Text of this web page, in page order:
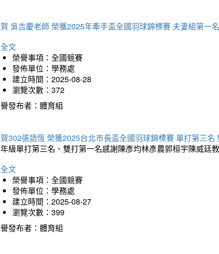
吳吉慶老師 榮獲2025年牽手盃全國羽球錦標賽 夫妻組第一名
文
榮譽事項：全國競賽
發佈單位：學務處
建立時間：2025-08-28
瀏覽次數：372
發布者：體育組
302張語恆 榮獲2025台北市長盃全國羽球錦標賽 單打第三名
級單打第三名、雙打第一名感謝陳彥均林彥農郭桓宇陳威廷
文
榮譽事項：全國競賽
發佈單位：學務處
建立時間：2025-08-27
瀏覽次數：399
發布者：體育組